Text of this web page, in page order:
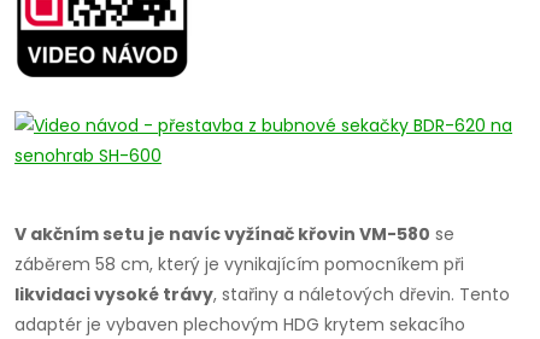
V akčním setu je navíc vyžínač křovin VM-580 se
záběrem 58 cm, který je vynikajícím pomocníkem při
likvidaci vysoké trávy, stařiny a náletových dřevin. Tento
adaptér je vybaven plechovým HDG krytem sekacího